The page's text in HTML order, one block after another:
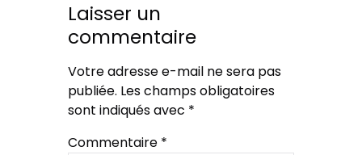
Laisser un
commentaire
Votre adresse e-mail ne sera pas
publiée. Les champs obligatoires
sont indiqués avec *
Commentaire *